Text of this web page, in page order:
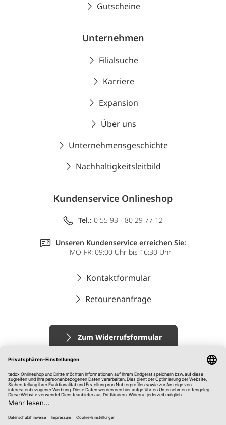
Gutscheine
Unternehmen
Filialsuche
Karriere
Expansion
Über uns
Unternehmensgeschichte
Nachhaltigkeitsleitbild
Kundenservice Onlineshop
Tel.: 0 55 93 - 80 29 77 12
Unseren Kundenservice erreichen Sie:
MO-FR: 09:00 Uhr bis 16:30 Uhr
Kontaktformular
Retourenanfrage
Zum Widerrufsformular
Impressum
AGB
Datenschutz